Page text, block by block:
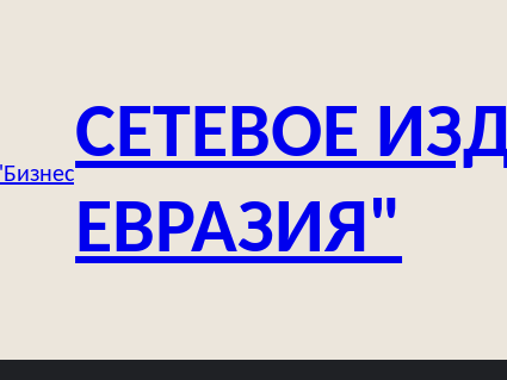
СЕТЕВОЕ
ЕВРАЗИЯ"